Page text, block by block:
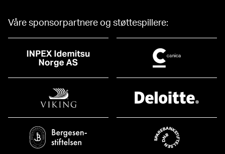
Våre sponsorpartnere og støttespillere: